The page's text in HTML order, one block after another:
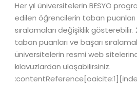
Her yıl üniversitelerin BESYO
edilen öğrencilerin taban puanları
sıralamaları değişiklik gösterebilir.
taban puanları ve başarı
üniversitelerin resmi web
kılavuzlardan ulaşabilirsiniz.